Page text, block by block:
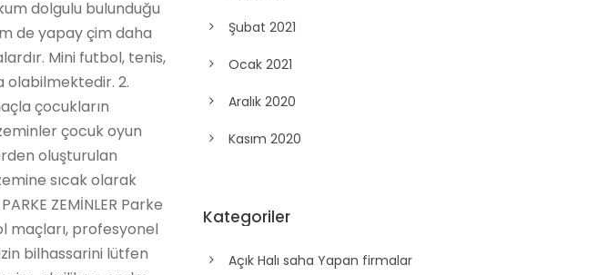
Şubat 2021
Ocak 2021
Aralık 2020
Kasım 2020
Kategoriler
Açık Halı saha Yapan firmalar